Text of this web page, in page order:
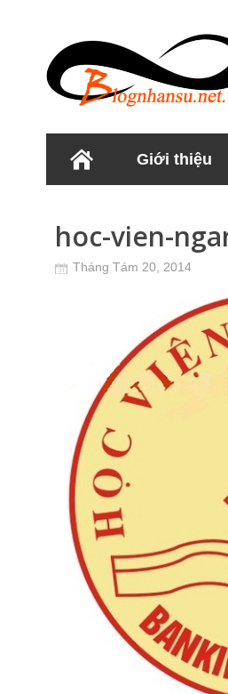
Giới thiệu
hoc-vien-
Tháng Tám 20, 2014